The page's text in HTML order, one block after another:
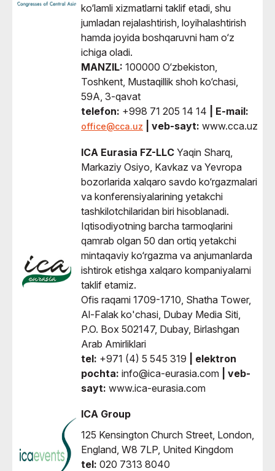
ko‘lamli xizmatlarni taklif etadi, shu
jumladan rejalashtirish, loyihalashtirish
hamda joyida boshqaruvni ham o‘z
ichiga oladi.
MANZIL: 100000 O‘zbekiston,
Toshkent, Mustaqillik shoh ko‘chasi,
59A, 3-qavat
telefon: +998 71 205 14 14 | E-mail:
office@cca.uz | veb-sayt: www.cca.uz
ICA Eurasia FZ-LLC Yaqin Sharq,
Markaziy Osiyo, Kavkaz va Yevropa
bozorlarida xalqaro savdo ko‘rgazmalari
va konferensiyalarining yetakchi
tashkilotchilaridan biri hisoblanadi.
Iqtisodiyotning barcha tarmoqlarini
qamrab olgan 50 dan ortiq yetakchi
mintaqaviy ko‘rgazma va anjumanlarda
ishtirok etishga xalqaro kompaniyalarni
taklif etamiz.
Ofis raqami 1709-1710, Shatha Tower,
Al-Falak ko'chasi, Dubay Media Siti,
P.O. Box 502147, Dubay, Birlashgan
Arab Amirliklari
tel: +971 (4) 5 545 319 | elektron
pochta: info@ica-eurasia.com | veb-
sayt: www.ica-eurasia.com
ICA Group
125 Kensington Church Street, London,
England, W8 7LP, United Kingdom
tel: 020 7313 8040